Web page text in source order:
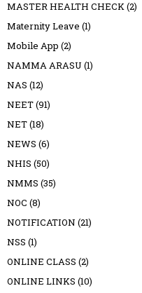
MASTER HEALTH CHECK(2)
Maternity Leave (1)
Mobile App (2)
NAMMA ARASU (1)
NAS (12)
NEET(91)
NET(18)
NEWS (6)
NHIS (50)
NMMS (35)
NOC (8)
NOTIFICATION (21)
NSS (1)
ONLINE CLASS (2)
ONLINE LINKS (10)